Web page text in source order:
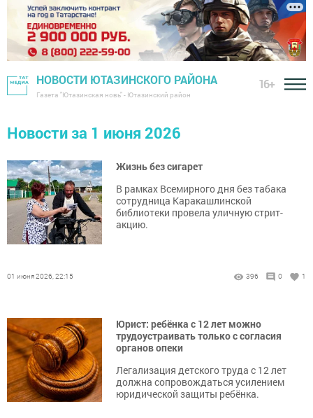
НОВОСТИ ЮТАЗИНСКОГО РАЙОНА
Газета "Ютазинская новь" - Ютазинский район
16+
Новости за 1 июня 2026
Жизнь без сигарет
В рамках Всемирного дня без табака
сотрудница Каракашлинской
библиотеки провела уличную стрит-
акцию.
01 июня 2026, 22:15 396 0 1
Юрист: ребёнка с 12 лет можно
трудоустраивать только с согласия
органов опеки
Легализация детского труда с 12 лет
должна сопровождаться усилением
юридической защиты ребёнка.